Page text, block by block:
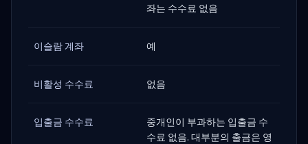
좌는 수수료 없음
이슬람 계좌 예
비활성 수수료 없음
입출금 수수료
중개인이 부과하는 입출금 수
수료 없음. 대부분의 출금은 영